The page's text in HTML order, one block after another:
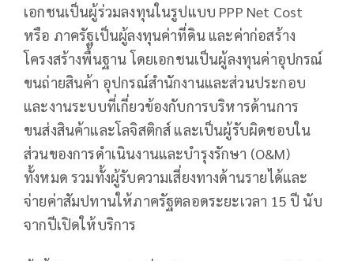
เอกชนเป็นผู้ร่วมลงทุนในรูปแบบ PPP Net Cost
หรือ ภาครัฐเป็นผู้ลงทุนค่าที่ดิน และค่าก่อสร้าง
โครงสร้างพื้นฐาน โดยเอกชนเป็นผู้ลงทุนค่าอุปกรณ์
ขนถ่ายสินค้า อุปกรณ์สำนักงานและส่วนประกอบ
และงานระบบที่เกี่ยวข้องกับการบริหารด้านการ
ขนส่งสินค้าและโลจิสติกส์ และเป็นผู้รับผิดชอบใน
ส่วนของการดำเนินงานและบำรุงรักษา (O&M)
ทั้งหมด รวมทั้งผู้รับความเสี่ยงทางด้านรายได้และ
จ่ายค่าสัมปทานให้ภาครัฐตลอดระยะเวลา 15 ปี นับ
จากปีเปิดให้บริการ